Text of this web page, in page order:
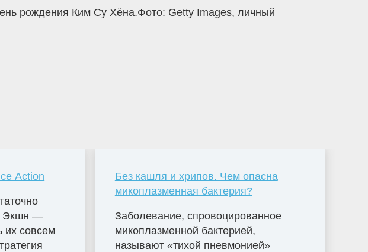
рождения Ким Су Хёна.Фото: Getty Images, личный
Action
Экшн —
их совсем
Без кашля и хрипов. Чем опасна
мико­плазменная бактерия?
Заболевание, спровоцированное
мико­плазменной бактерией,
называют «тихой пневмонией»